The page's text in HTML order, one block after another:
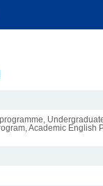
Academic English